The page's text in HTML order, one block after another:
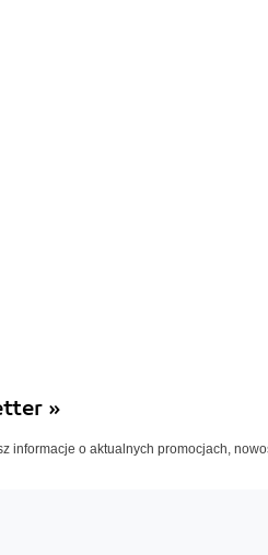
»
informacje o aktualnych promocjach,